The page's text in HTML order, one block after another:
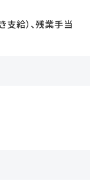
支給）、残業手当